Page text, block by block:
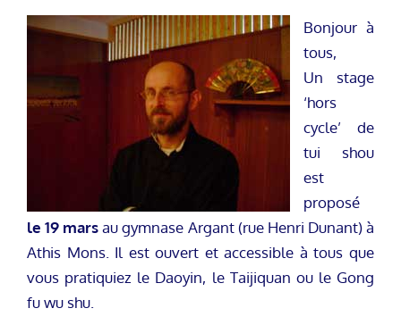
Bonjour à
tous,
Un stage
‘hors
cycle’ de
tui shou
est
proposé
le 19 marsau gymnase Argant (rue Henri Dunant) à
Athis Mons. Il est ouvert et accessible à tous que
vous pratiquiez le Daoyin, le Taijiquan ou le Gong
fu wu shu.